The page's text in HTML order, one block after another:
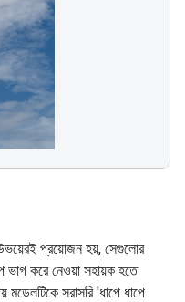
প্রয়োজন হয়, সেগুলোর
ভাগ করে নেওয়া সহায়ক হতে
মডেলটিকে সরাসরি 'ধাপে ধাপে